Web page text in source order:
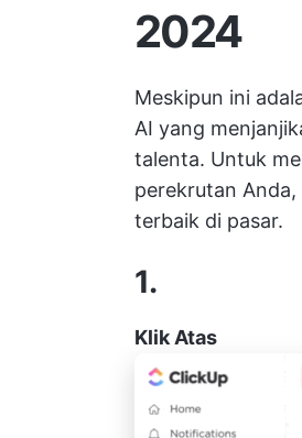
2024
Meskipun ini
AI yang
talenta. Untuk
perekrutan
terbaik di pasar.
1.
Klik Atas